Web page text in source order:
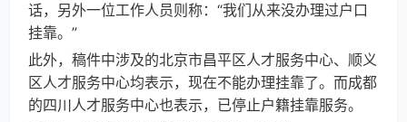
话，另外一位工作人员则称：“我们从来没办理过户口
挂靠。”
此外，稿件中涉及的北京市昌平区人才服务中心、顺义
区人才服务中心均表示，现在不能办理挂靠了。而成都
的四川人才服务中心也表示，已停止户籍挂靠服务。